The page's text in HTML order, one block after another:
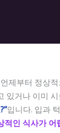
제부터 정상
있거나 이미
입니다. 입과
적인 식사가